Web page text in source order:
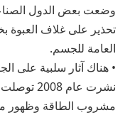
وضعت بعض الدول
تحذير على غلاف العبوة
العامة للجسم.
• هناك آثار سلبية على
نشرت عام
مشروب الطاقة وظهور